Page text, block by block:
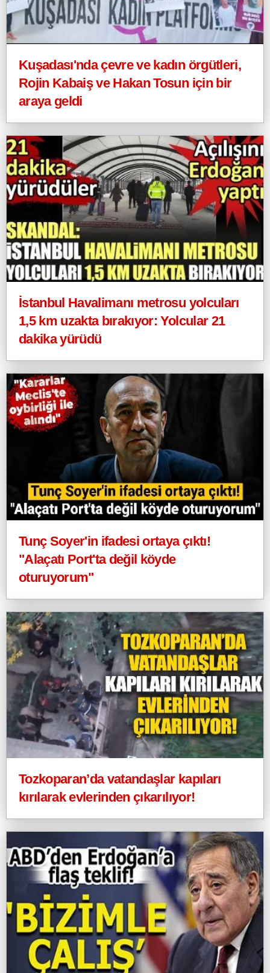
Kuşadası'nda çevre ve kadın örgütleri,
Rojin Kabaiş ve Hakan Tosun için bir
araya geldi
İstanbul Havalimanı metrosu yolcuları
1,5 km uzakta bırakıyor: Yolcular 21
dakika yürüdü
Tunç Soyer'in ifadesi ortaya çıktı!
"Alaçatı Port'ta değil köyde
oturuyorum"
Tozkoparan’da vatandaşlar kapıları
kırılarak evlerinden çıkarılıyor!